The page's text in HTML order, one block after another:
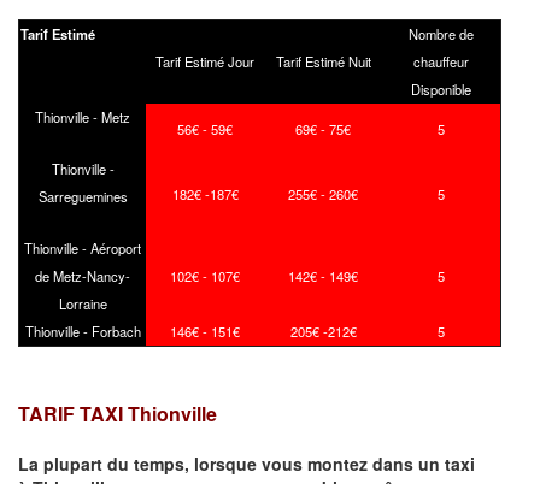
Tarif Estimé
Tarif Estimé Jour
Tarif Estimé Nuit
Nombre de
chauffeur
Disponible
Thionville - Metz
56€ - 59€ 69€ - 75€ 5
Thionville -
Sarreguemines
182€ -187€ 255€ - 260€ 5
Thionville - Aéroport
de Metz-Nancy-
Lorraine
102€ - 107€ 142€ - 149€ 5
Thionville - Forbach 146€ - 151€ 205€ -212€ 5
TARIF TAXI Thionville
La plupart du temps, lorsque vous montez dans un taxi